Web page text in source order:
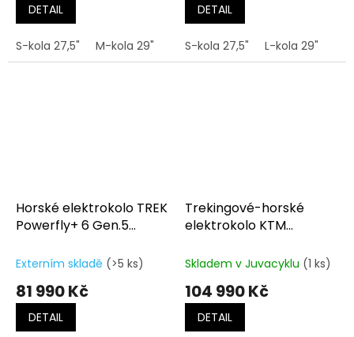
DETAIL
S-kola 27,5" M-kola 29" L-kola 29" XL-kola 29"
DETAIL
S-kola 27,5" L-kola 29"
Horské elektrokolo TREK
Powerfly+ 6 Gen.5
Externím skladě (>5 ks)
81 990 Kč
DETAIL
Trekingové-horské
elektrokolo KTM
machine grey
Skladem v Juvacyklu (1 ks)
104 990 Kč
DETAIL